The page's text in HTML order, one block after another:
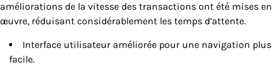
améliorations de la vitesse des transactions ont été mises en
œuvre, réduisant considérablement les temps d’attente.
Interface utilisateur améliorée pour une navigation plus
facile.